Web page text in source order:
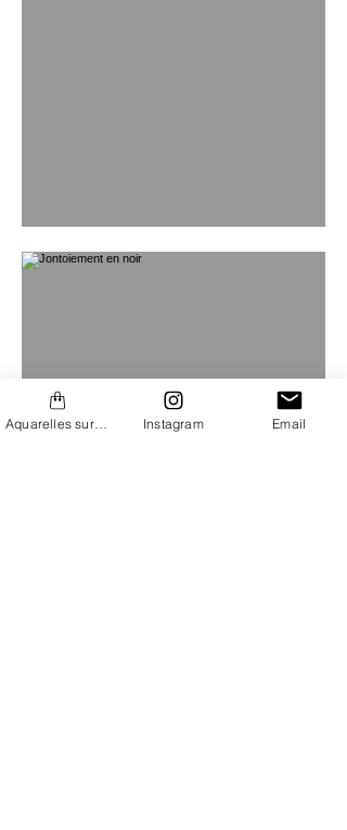
Aquarelles sur Etsy Instagram Email